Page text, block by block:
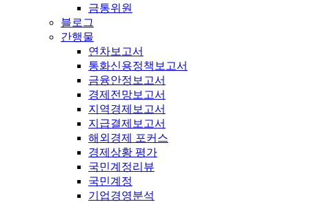
금통위원
블로그
간행물
연차보고서
통화신용정책보고서
금융안정보고서
경제전망보고서
지역경제보고서
지급결제보고서
해외경제 포커스
경제상황 평가
국민계정리뷰
국민계정
기업경영분석